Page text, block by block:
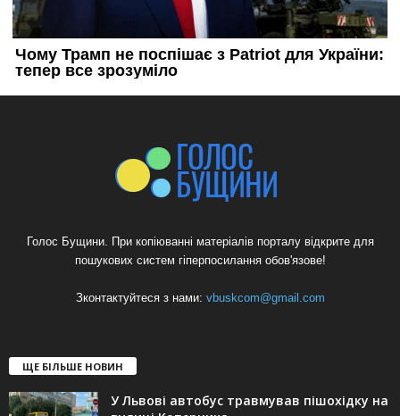
Голос Бущини. При копіюванні матеріалів порталу відкрите для
пошукових систем гіперпосилання обов'язове!
Зконтактуйтеся з нами: vbuskcom@gmail.com
ЩЕ БІЛЬШЕ НОВИН
У Львові автобус травмував пішохідку на